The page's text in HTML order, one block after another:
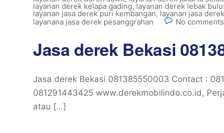
layanan derek kelapa gading,layanan derek lebak
layanan jasa derek puri kembangan, layanan jasa
layanana jasa derek pesanggrahan
No
Jasa derek Bekasi
Jasa derek Bekasi 081385550003 Contact :
081291443425 www.derekmobilindo.co.id,
atau […]